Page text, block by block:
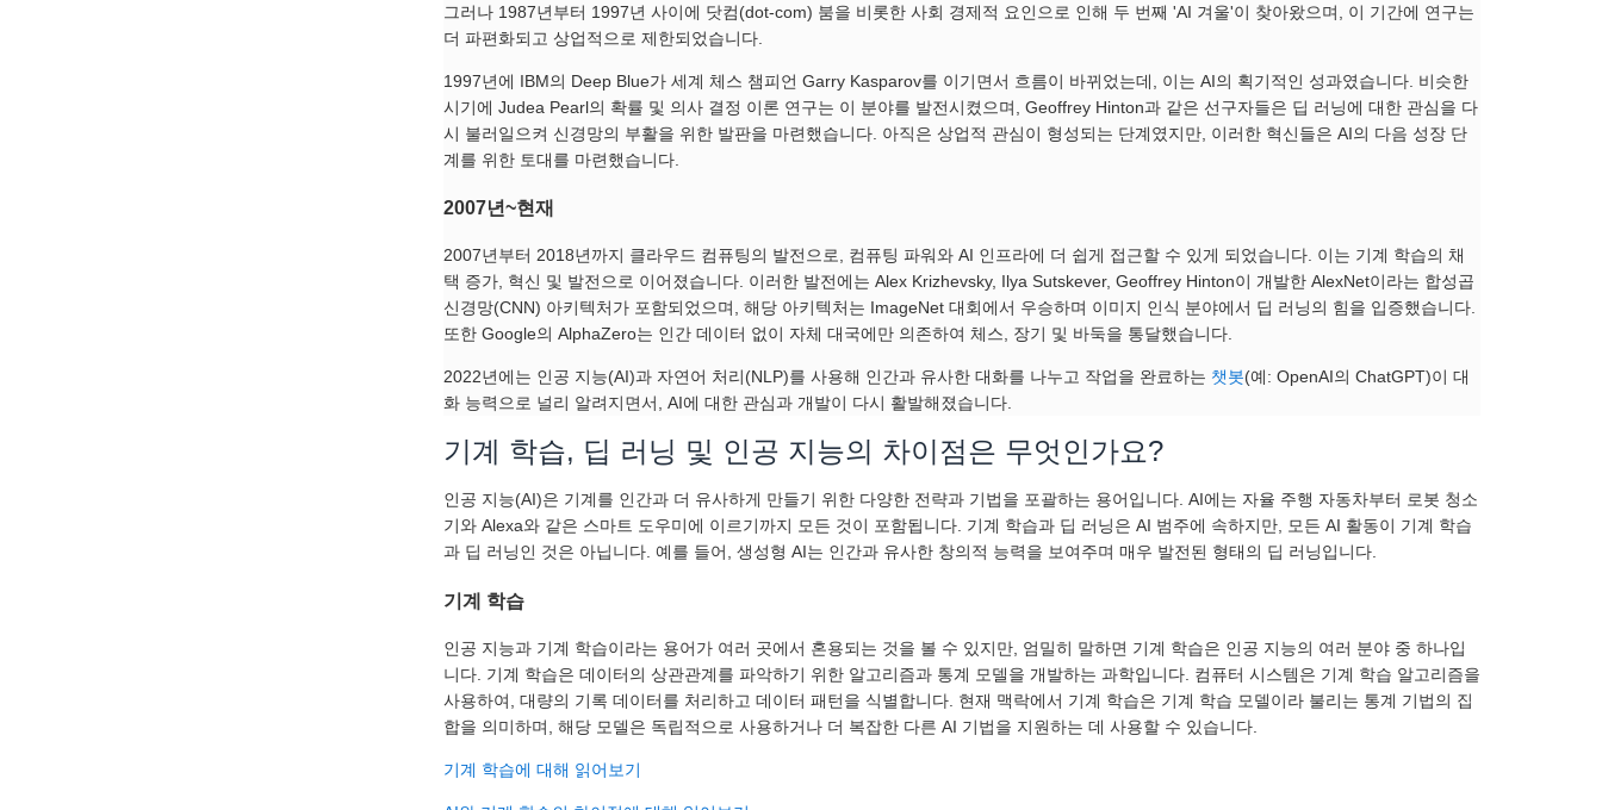
그러나 1987년부터 1997년 사이에 닷컴(dot-com) 붐을 비롯한 사회 경제적 요인으로 인해 두 번째 'AI 겨울'이 찾아왔으며, 이 기간에 연구는
더 파편화되고 상업적으로 제한되었습니다.
1997년에 IBM의 Deep Blue가 세계 체스 챔피언 Garry Kasparov를 이기면서 흐름이 바뀌었는데, 이는 AI의 획기적인 성과였습니다. 비슷한
시기에 Judea Pearl의 확률 및 의사 결정 이론 연구는 이 분야를 발전시켰으며, Geoffrey Hinton과 같은 선구자들은 딥 러닝에 대한 관심을 다
시 불러일으켜 신경망의 부활을 위한 발판을 마련했습니다. 아직은 상업적 관심이 형성되는 단계였지만, 이러한 혁신들은 AI의 다음 성장 단
계를 위한 토대를 마련했습니다.
2007년~현재
2007년부터 2018년까지 클라우드 컴퓨팅의 발전으로, 컴퓨팅 파워와 AI 인프라에 더 쉽게 접근할 수 있게 되었습니다. 이는 기계 학습의 채
택 증가, 혁신 및 발전으로 이어졌습니다. 이러한 발전에는 Alex Krizhevsky, Ilya Sutskever, Geoffrey Hinton이 개발한 AlexNet이라는 합성곱
신경망(CNN) 아키텍처가 포함되었으며, 해당 아키텍처는 ImageNet 대회에서 우승하며 이미지 인식 분야에서 딥 러닝의 힘을 입증했습니다.
또한 Google의 AlphaZero는 인간 데이터 없이 자체 대국에만 의존하여 체스, 장기 및 바둑을 통달했습니다.
2022년에는 인공 지능(AI)과 자연어 처리(NLP)를 사용해 인간과 유사한 대화를 나누고 작업을 완료하는 챗봇(예: OpenAI의 ChatGPT)이 대
화 능력으로 널리 알려지면서, AI에 대한 관심과 개발이 다시 활발해졌습니다.
기계 학습, 딥 러닝 및 인공 지능의 차이점은 무엇인가요?
인공 지능(AI)은 기계를 인간과 더 유사하게 만들기 위한 다양한 전략과 기법을 포괄하는 용어입니다. AI에는 자율 주행 자동차부터 로봇 청소
기와 Alexa와 같은 스마트 도우미에 이르기까지 모든 것이 포함됩니다. 기계 학습과 딥 러닝은 AI 범주에 속하지만, 모든 AI 활동이 기계 학습
과 딥 러닝인 것은 아닙니다. 예를 들어, 생성형 AI는 인간과 유사한 창의적 능력을 보여주며 매우 발전된 형태의 딥 러닝입니다.
기계 학습
인공 지능과 기계 학습이라는 용어가 여러 곳에서 혼용되는 것을 볼 수 있지만, 엄밀히 말하면 기계 학습은 인공 지능의 여러 분야 중 하나입
니다. 기계 학습은 데이터의 상관관계를 파악하기 위한 알고리즘과 통계 모델을 개발하는 과학입니다. 컴퓨터 시스템은 기계 학습 알고리즘을
사용하여, 대량의 기록 데이터를 처리하고 데이터 패턴을 식별합니다. 현재 맥락에서 기계 학습은 기계 학습 모델이라 불리는 통계 기법의 집
합을 의미하며, 해당 모델은 독립적으로 사용하거나 더 복잡한 다른 AI 기법을 지원하는 데 사용할 수 있습니다.
기계 학습에 대해 읽어보기